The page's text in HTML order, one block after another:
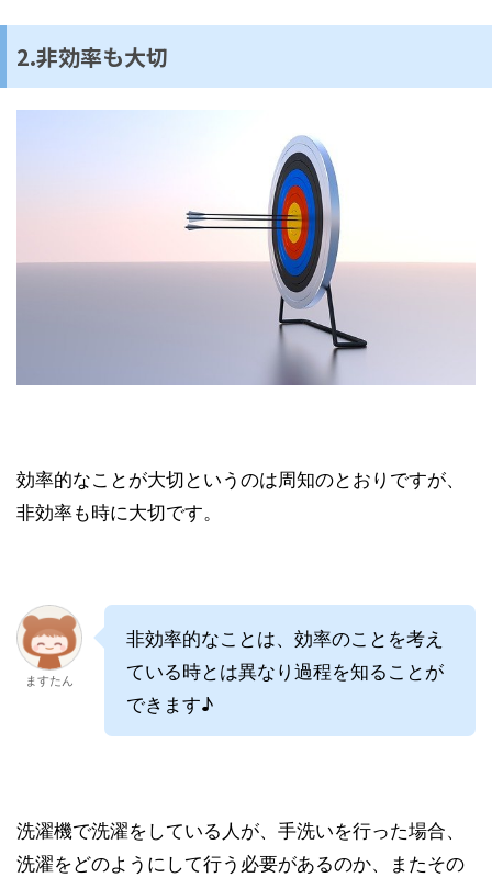
2.非効率も大切
効率的なことが大切というのは周知のとおりですが、
非効率も時に大切です。
ますたん
非効率的なことは、効率のことを考え
ている時とは異なり過程を知ることが
できます♪
洗濯機で洗濯をしている人が、手洗いを行った場合、
洗濯をどのようにして行う必要があるのか、またその